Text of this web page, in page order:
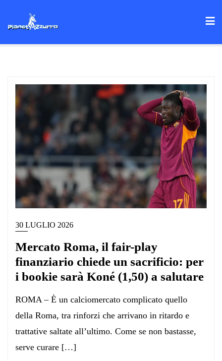
30 LUGLIO 2026
Mercato Roma, il fair-play
finanziario chiede un sacrificio: per
i bookie sarà Koné (1,50) a salutare
ROMA – È un calciomercato complicato quello
della Roma, tra rinforzi che arrivano in ritardo e
trattative saltate all’ultimo. Come se non bastasse,
serve curare […]